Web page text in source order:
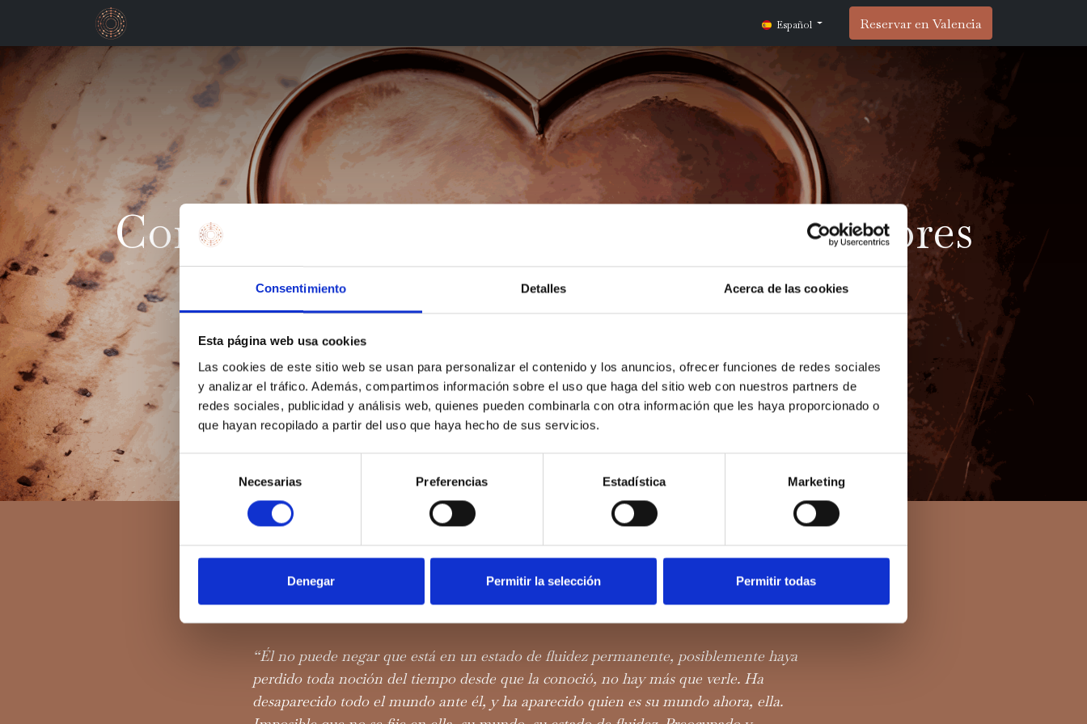
Consentimiento Detalles Acerca de las cookies
Esta página web usa cookies
Las cookies de este sitio web se usan para personalizar el contenido y los anuncios, ofrecer funciones de redes sociales
y analizar el tráfico. Además, compartimos información sobre el uso que haga del sitio web con nuestros partners de
redes sociales, publicidad y análisis web, quienes pueden combinarla con otra información que les haya proporcionado o
que hayan recopilado a partir del uso que haya hecho de sus servicios.
consentimiento
Necesarias Preferencias Estadística Marketing
Denegar Permitir la selección Permitir todas
Español Reservar en Valencia
Como el agua en el seno del agua: Amores
que fluyen
Todos los blogs El Blog De Cobre Como el agua en el seno del agua: Amores que fluyen
Celebra San Valentín compartiendo nuestros masajes de agua y cobre.
“Él no puede negar que está en un estado de fluidez permanente, posiblemente haya
perdido toda noción del tiempo desde que la conoció, no hay más que verle. Ha
desaparecido todo el mundo ante él, y ha aparecido quien es su mundo ahora, ella.